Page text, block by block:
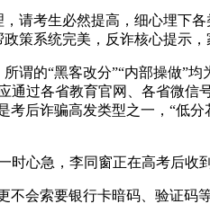
考生必然提高，细心埋下
策系统完美，反诈核心提示
的“黑客改分”“内部操做”均
通过各省教育官网、各省微
后诈骗高发类型之一，“低
急，李同窗正在高考后收到
索要银行卡暗码、验证码